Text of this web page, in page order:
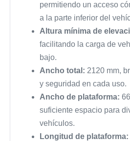
permitiendo un acceso
a la parte inferior del
Altura mínima de
facilitando la carga de
bajo.
Ancho total: 2120 mm,
y seguridad en cada uso.
Ancho de plataforma:
suficiente espacio para
vehículos.
Longitud de plataforma: